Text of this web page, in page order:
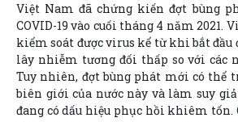
Việt Nam đã chứng kiến đợt bùng
COVID-19 vào cuối tháng 4 năm 2021.
kiểm soát được virus kể từ khi bắt đầu
lây nhiễm tương đối thấp so với các
Tuy nhiên, đợt bùng phát mới có thể
biên giới của nước này và làm suy
đang có dấu hiệu phục hồi khiêm tốn.